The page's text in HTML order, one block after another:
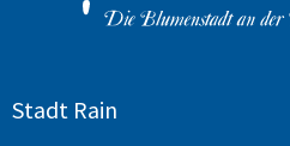
Stadt Rain